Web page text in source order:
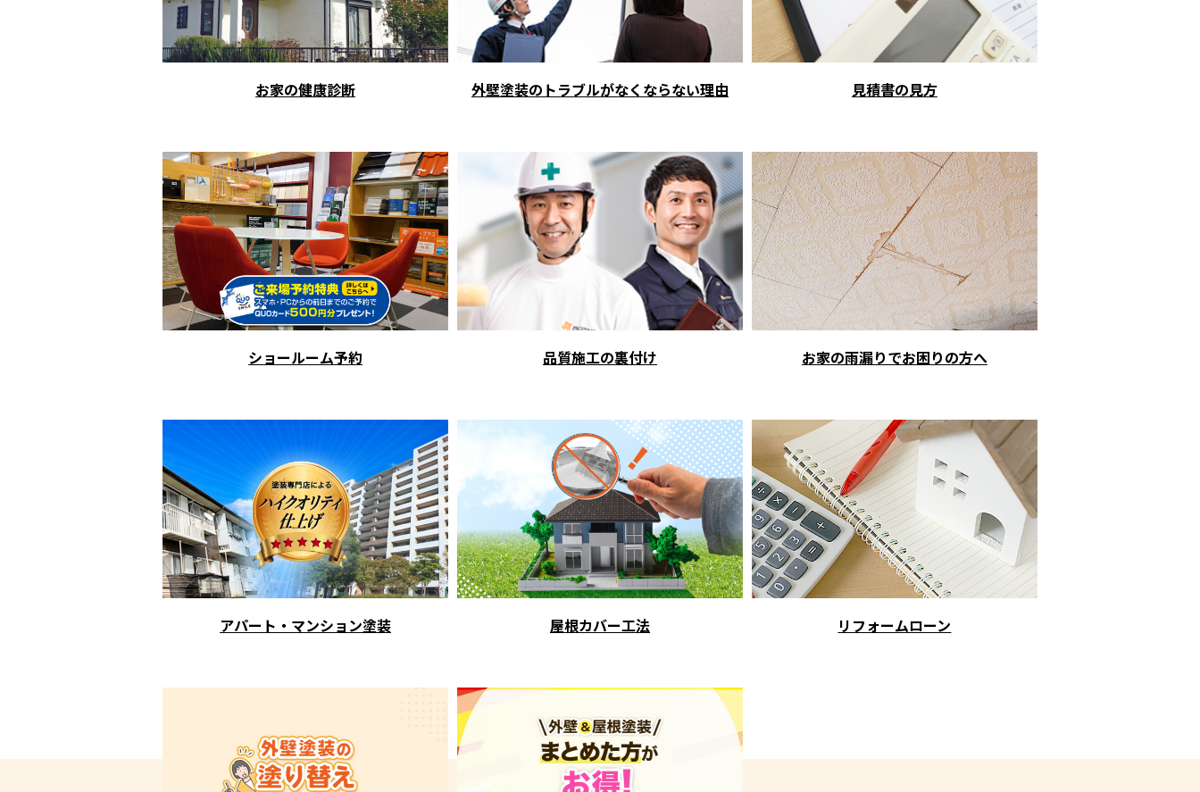
お家の健康診断 外壁塗装のトラブルがなくならない理由 見積書の見方
ショールーム予約 品質施工の裏付け お家の雨漏りでお困りの方へ
アパート・マンション塗装 屋根カバー工法 リフォームローン